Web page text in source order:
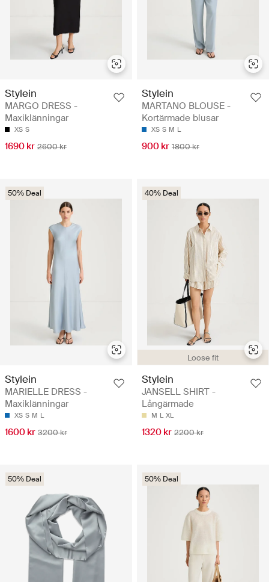
Stylein
MARGO DRESS -
Maxiklänningar
XS S
1690 kr 2600 kr
Stylein
MARTANO BLOUSE -
Kortärmade blusar
XS S M L
900 kr 1800 kr
50% Deal
Stylein
MARIELLE DRESS -
Maxiklänningar
XS S M L
1600 kr 3200 kr
Loose fit
40% Deal
Stylein
JANSELL SHIRT -
Långärmade
M L XL
1320 kr 2200 kr
50% Deal 50% Deal